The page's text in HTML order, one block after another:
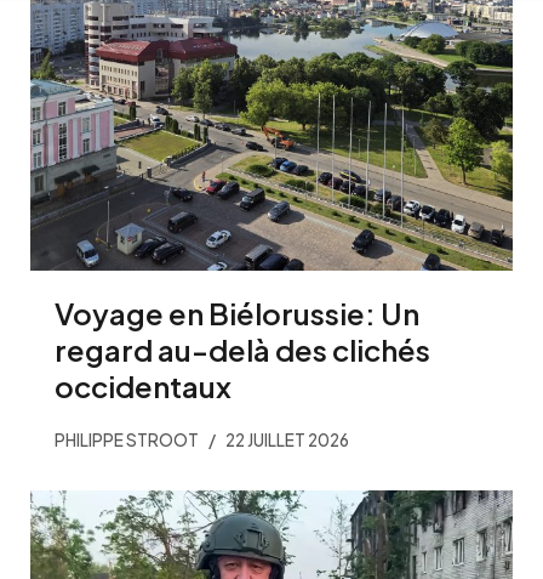
Voyage en Biélorussie: Un
regard au-delà des clichés
occidentaux
PHILIPPE STROOT 22 JUILLET 2026